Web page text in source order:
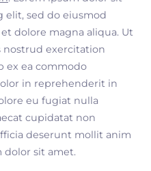
elit, sed do eiusmod
dolore magna aliqua. Ut
exercitation
ex ea commodo
in reprehenderit in
eu fugiat nulla
cupidatat non
deserunt mollit anim
dolor sit amet.